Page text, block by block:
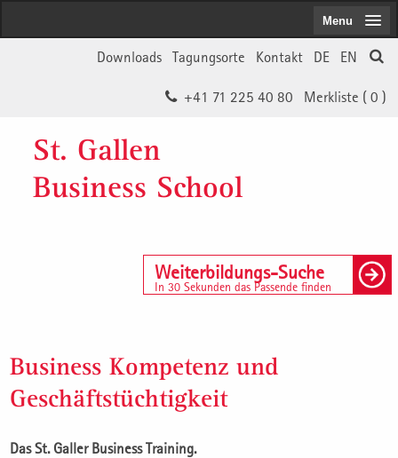
EN
DE
Kontakt
Tagungsorte
Downloads
Merkliste ( 0 )
+41 71 225 40 80
St. Gallen
Business School
Weiterbildungs-Suche
In 30 Sekunden das Passende finden
Menu
Business Kompetenz und
Geschäftstüchtigkeit
Das St. Galler Business Training.